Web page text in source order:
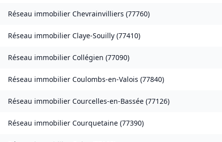
Réseau immobilier Chevrainvilliers (77760)
Réseau immobilier Claye-Souilly (77410)
Réseau immobilier Collégien (77090)
Réseau immobilier Coulombs-en-Valois (77840)
Réseau immobilier Courcelles-en-Bassée (77126)
Réseau immobilier Courquetaine (77390)